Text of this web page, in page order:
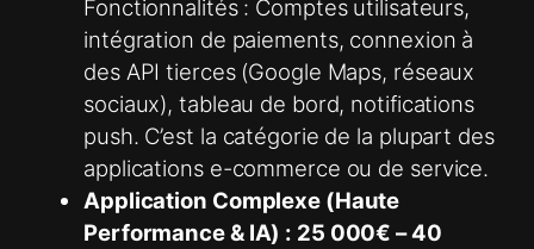
Fonctionnalités : Comptes utilisateurs,
intégration de paiements, connexion à
des API tierces (Google Maps, réseaux
sociaux), tableau de bord, notifications
push. C’est la catégorie de la plupart des
applications e-commerce ou de service.
Application Complexe (Haute
Performance & IA) : 25 000€ – 40